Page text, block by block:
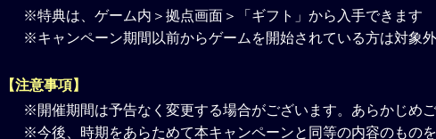
※特典は、ゲーム内＞拠点画面＞「ギフト」から入手できます
※キャンペーン期間以前からゲームを開始されている方は対象
【注意事項】
※開催期間は予告なく変更する場合がございます。あらかじめ
※今後、時期をあらためて本キャンペーンと同等の内容のもの